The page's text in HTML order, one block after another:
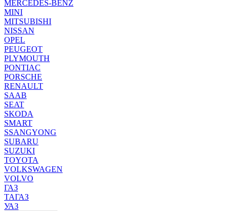
MERCEDES-BENZ
MINI
MITSUBISHI
NISSAN
OPEL
PEUGEOT
PLYMOUTH
PONTIAC
PORSCHE
RENAULT
SAAB
SEAT
SKODA
SMART
SSANGYONG
SUBARU
SUZUKI
TOYOTA
VOLKSWAGEN
VOLVO
ГАЗ
ТАГАЗ
УАЗ